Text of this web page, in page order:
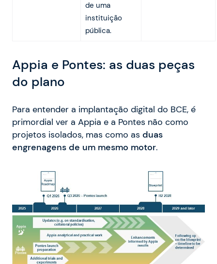
de uma
instituição
pública.
Appia e Pontes: as duas peças
do plano
Para entender a implantação digital do BCE, é
primordial ver a Appia e a Pontes não como
projetos isolados, mas como as duas
engrenagens de um mesmo motor.